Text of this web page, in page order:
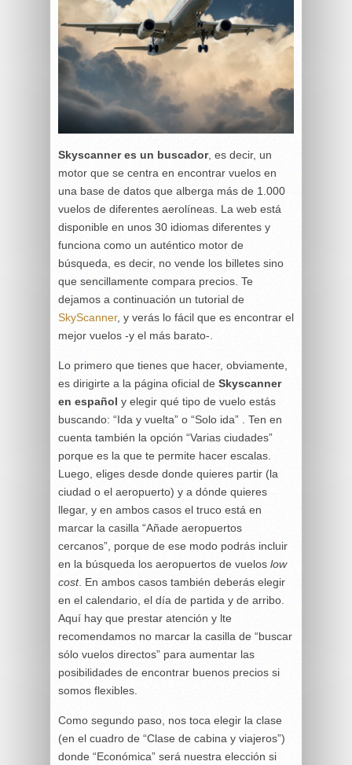
Skyscanner es un buscador, es decir, un
motor que se centra en encontrar vuelos en
una base de datos que alberga más de 1.000
vuelos de diferentes aerolíneas. La web está
disponible en unos 30 idiomas diferentes y
funciona como un auténtico motor de
búsqueda, es decir, no vende los billetes sino
que sencillamente compara precios. Te
dejamos a continuación un tutorial de
SkyScanner, y verás lo fácil que es encontrar el
mejor vuelos -y el más barato-.
Lo primero que tienes que hacer, obviamente,
es dirigirte a la página oficial de Skyscanner
en español y elegir qué tipo de vuelo estás
buscando: “Ida y vuelta” o “Solo ida” . Ten en
cuenta también la opción “Varias ciudades”
porque es la que te permite hacer escalas.
Luego, eliges desde donde quieres partir (la
ciudad o el aeropuerto) y a dónde quieres
llegar, y en ambos casos el truco está en
marcar la casilla “Añade aeropuertos
cercanos”, porque de ese modo podrás incluir
en la búsqueda los aeropuertos de vuelos low
cost. En ambos casos también deberás elegir
en el calendario, el día de partida y de arribo.
Aquí hay que prestar atención y lte
recomendamos no marcar la casilla de “buscar
sólo vuelos directos” para aumentar las
posibilidades de encontrar buenos precios si
somos flexibles.
Como segundo paso, nos toca elegir la clase
(en el cuadro de “Clase de cabina y viajeros”)
donde “Económica” será nuestra elección si